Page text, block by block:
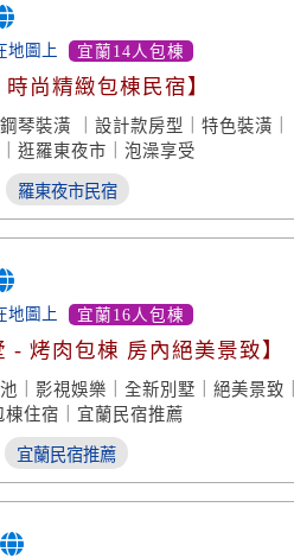
地圖上 宜蘭14人包棟
尚精緻包棟民宿】
琴裝潢 ｜設計款房型｜特色裝潢｜
逛羅東夜市｜泡澡享受
羅東夜市民宿
地圖上 宜蘭16人包棟
- 烤肉包棟 房內絕美景致】
｜影視娛樂｜全新別墅｜絕美景致｜
住宿｜宜蘭民宿推薦
宜蘭民宿推薦